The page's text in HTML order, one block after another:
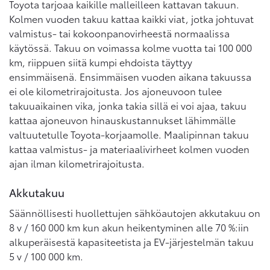
Toyota tarjoaa kaikille malleilleen kattavan takuun.
Kolmen vuoden takuu kattaa kaikki viat, jotka johtuvat
valmistus- tai kokoonpanovirheestä normaalissa
käytössä. Takuu on voimassa kolme vuotta tai 100 000
km, riippuen siitä kumpi ehdoista täyttyy
ensimmäisenä. Ensimmäisen vuoden aikana takuussa
ei ole kilometrirajoitusta. Jos ajoneuvoon tulee
takuuaikainen vika, jonka takia sillä ei voi ajaa, takuu
kattaa ajoneuvon hinauskustannukset lähimmälle
valtuutetulle Toyota-korjaamolle. Maalipinnan takuu
kattaa valmistus- ja materiaalivirheet kolmen vuoden
ajan ilman kilometrirajoitusta.
Akkutakuu
Säännöllisesti huollettujen sähköautojen akkutakuu on
8 v / 160 000 km kun akun heikentyminen alle 70 %:iin
alkuperäisestä kapasiteetista ja EV-järjestelmän takuu
5 v / 100 000 km.